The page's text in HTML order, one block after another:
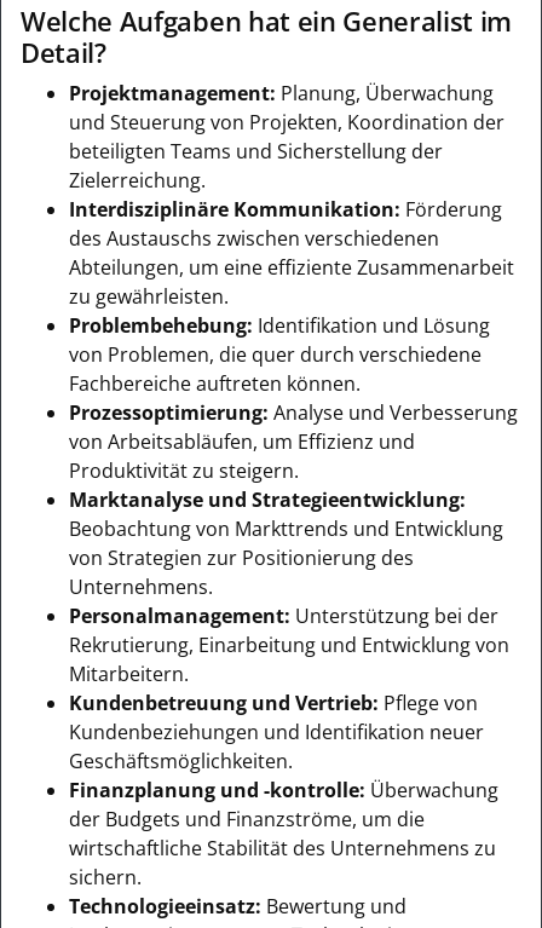
Welche Aufgaben hat ein Generalist im
Detail?
Projektmanagement: Planung, Überwachung
und Steuerung von Projekten, Koordination der
beteiligten Teams und Sicherstellung der
Zielerreichung.
Interdisziplinäre Kommunikation: Förderung
des Austauschs zwischen verschiedenen
Abteilungen, um eine effiziente Zusammenarbeit
zu gewährleisten.
Problembehebung: Identifikation und Lösung
von Problemen, die quer durch verschiedene
Fachbereiche auftreten können.
Prozessoptimierung: Analyse und Verbesserung
von Arbeitsabläufen, um Effizienz und
Produktivität zu steigern.
Marktanalyse und Strategieentwicklung:
Beobachtung von Markttrends und Entwicklung
von Strategien zur Positionierung des
Unternehmens.
Personalmanagement: Unterstützung bei der
Rekrutierung, Einarbeitung und Entwicklung von
Mitarbeitern.
Kundenbetreuung und Vertrieb: Pflege von
Kundenbeziehungen und Identifikation neuer
Geschäftsmöglichkeiten.
Finanzplanung und -kontrolle: Überwachung
der Budgets und Finanzströme, um die
wirtschaftliche Stabilität des Unternehmens zu
sichern.
Technologieeinsatz: Bewertung und